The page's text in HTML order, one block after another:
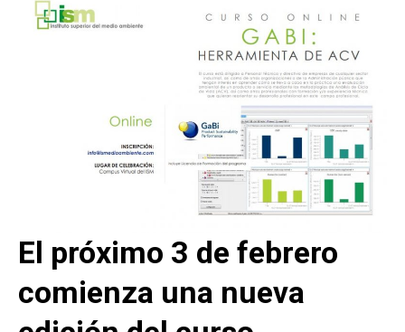
El próximo 3 de febrero
comienza una nueva